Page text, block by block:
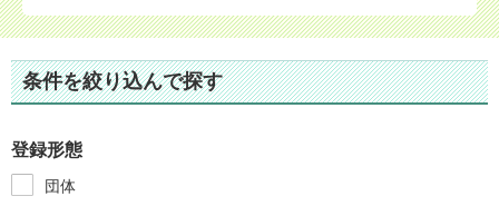
条件を絞り込んで探す
登録形態
団体